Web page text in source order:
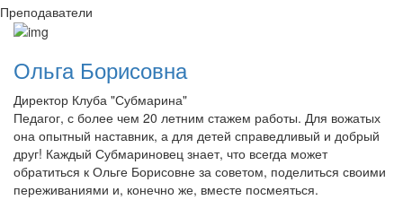
Преподаватели
Ольга Борисовна
Директор Клуба "Субмарина"
Педагог, с более чем 20 летним стажем работы. Для вожатых
она опытный наставник, а для детей справедливый и добрый
друг! Каждый Субмариновец знает, что всегда может
обратиться к Ольге Борисовне за советом, поделиться своими
переживаниями и, конечно же, вместе посмеяться.